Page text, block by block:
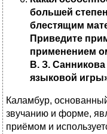
большей
блестящим
Приведите
применением
В. З.
языковой
Каламбур,
звучанию и форме,
приёмом и